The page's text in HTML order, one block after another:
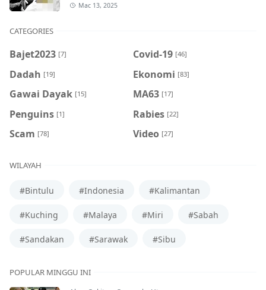
Mac 13, 2025
CATEGORIES
Bajet2023 [7] Covid-19 [46]
Dadah [19] Ekonomi [83]
Gawai Dayak [15] MA63 [17]
Penguins [1] Rabies [22]
Scam [78] Video [27]
WILAYAH
#Bintulu #Indonesia #Kalimantan
#Kuching #Malaya #Miri #Sabah
#Sandakan #Sarawak #Sibu
POPULAR MINGGU INI